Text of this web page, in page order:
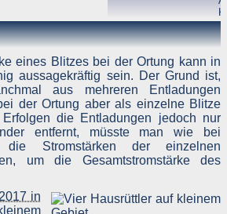
von welchem Sie auf die Seite gelangten
werden für einige Zeit gespeichert und
Dies liegt in der Zuständigkeit des Providers
nutzt diese Daten nicht. Strato
Welche Daten wir von Deinen Website-
warum
zeichnet die o. g. Daten selbst auf und
Missbrauchsfälle aufklären zu können und
um festzustellen, welche Seiten von wo wie
☈
-11 kA 7,33 km
☈
-41 kA 7,35 km
eines Blitzes bei der Ortung kann in
aussagekräftig sein. Der Grund ist,
aus mehreren Entladungen
der Ortung aber als einzelne Blitze
die Entladungen jedoch nur
entfernt, müsste man wie bei
die Stromstärken der einzelnen
um die Gesamtstromstärke des
in